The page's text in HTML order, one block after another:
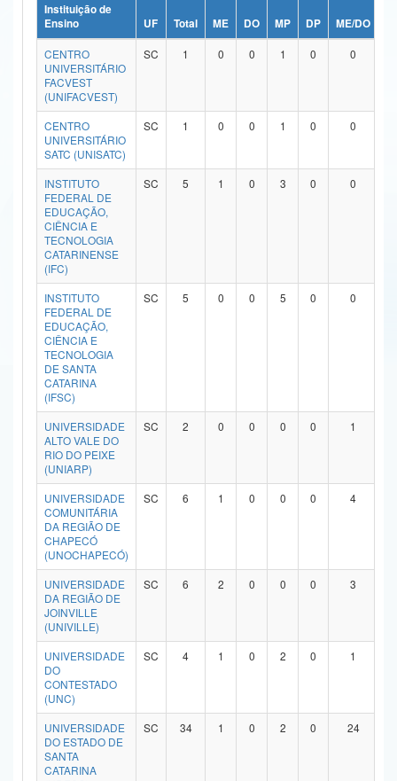
Ministério da Ciência, Tecnologia, Inovações e Comunicações
Ministério do Meio Ambiente
Ministério do Turismo
Ministério do Desenvolvimento Regional
Controladoria-Geral da União
Ministério da Mulher, da Família e dos Direitos Humanos
Secretaria-Geral
Secretaria de Governo
Gabinete de Segurança Institucional
Advocacia-Geral da União
Banco Central do Brasil
Planalto
Instituição de
Ensino
UF Total ME DO MP DP ME/DO
CENTRO
UNIVERSITÁRIO
FACVEST
(UNIFACVEST)
SC 1 0 0 1 0 0
CENTRO
UNIVERSITÁRIO
SATC (UNISATC)
SC 1 0 0 1 0 0
INSTITUTO
FEDERAL DE
EDUCAÇÃO,
CIÊNCIA E
TECNOLOGIA
CATARINENSE
(IFC)
SC 5 1 0 3 0 0
INSTITUTO
FEDERAL DE
EDUCAÇÃO,
CIÊNCIA E
TECNOLOGIA
DE SANTA
CATARINA
(IFSC)
SC 5 0 0 5 0 0
UNIVERSIDADE
ALTO VALE DO
RIO DO PEIXE
(UNIARP)
SC 2 0 0 0 0 1
UNIVERSIDADE
COMUNITÁRIA
DA REGIÃO DE
CHAPECÓ
(UNOCHAPECÓ)
SC 6 1 0 0 0 4
UNIVERSIDADE
DA REGIÃO DE
JOINVILLE
(UNIVILLE)
SC 6 2 0 0 0 3
UNIVERSIDADE
DO
CONTESTADO
(UNC)
SC 4 1 0 2 0 1
UNIVERSIDADE
DO ESTADO DE
SANTA
CATARINA
SC 34 1 0 2 0 24